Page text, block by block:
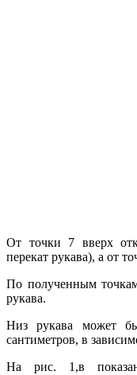
От точки 7 вверх
перекат рукава), а от
По полученным
рукава.
Низ рукава может
сантиметров, в
На рис. 1,в